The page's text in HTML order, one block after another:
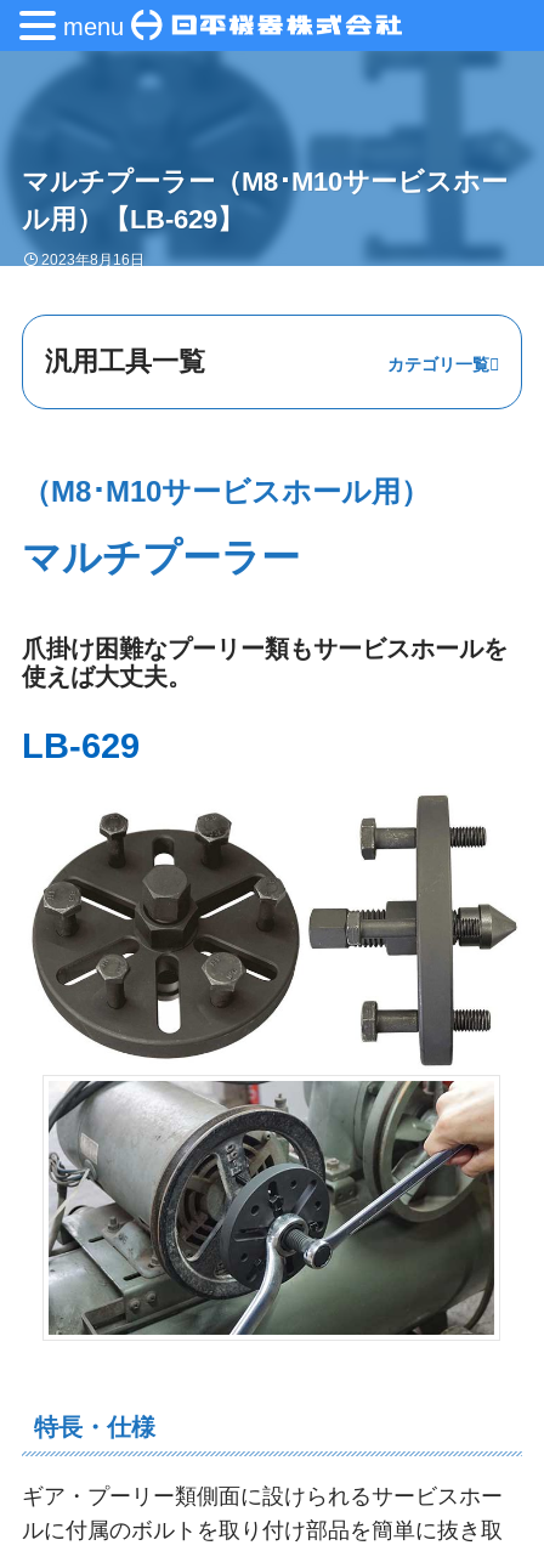
マルチプーラー（M8･M10サービスホー
ル用）【LB-629】
2023年8月16日
汎用工具一覧
ツールアタッチ
メント
解除・ピックア
ップツール
切断･加工
（M8･M10サービスホール用）
マルチプーラー
爪掛け困難なプーリー類もサービスホールを
使えば大丈夫。
LB-629
特長・仕様
ギア・プーリー類側面に設けられるサービスホー
ルに付属のボルトを取り付け部品を簡単に抜き取
menu